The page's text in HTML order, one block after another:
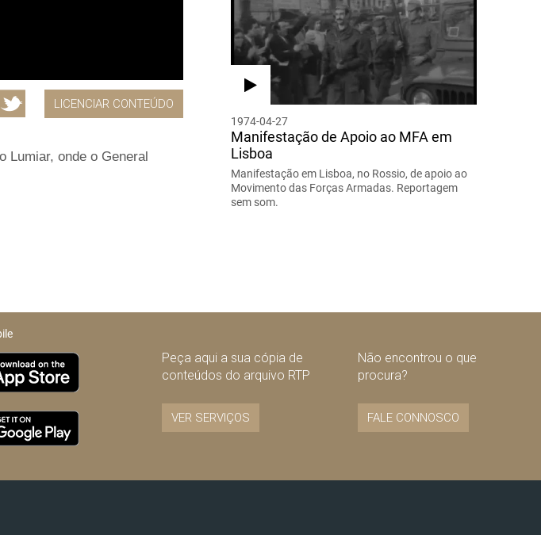
LICENCIAR CONTEÚDO
Lumiar, onde o General
1974-04-27
Manifestação de Apoio ao MFA em
Lisboa
Manifestação em Lisboa, no Rossio, de apoio ao
Movimento das Forças Armadas. Reportagem
sem som.
Peça aqui a sua cópia de
conteúdos do arquivo RTP
VER SERVIÇOS
Não encontrou o que
procura?
FALE CONNOSCO